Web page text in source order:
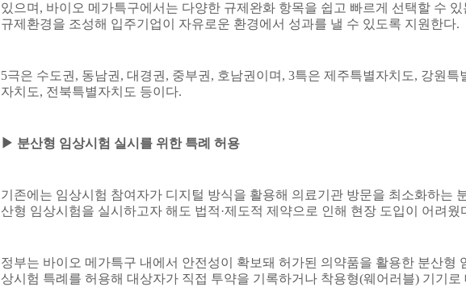
있으며 , 바이오 메가특구에서는 다양한 규제완화 항목을 쉽고 빠르게 선택할 수 있
규제환경을 조성해 입주기업이 자유로운 환경에서 성과를 낼 수 있도록 지원한다.
5극은 수도권 , 동남권 , 대경권 , 중부권 , 호남권이며 , 3특은 제주특별자치도, 강원특
자치도, 전북특별자치도 등이다.
▶ 분산형 임상시험 실시를 위한 특례 허용
기존에는 임상시험 참여자가 디지털 방식을 활용해 의료기관 방문을 최소화하는
산형 임상시험을 실시하고자 해도 법적 ·제도적 제약으로 인해 현장 도입이 어려웠
정부는 바이오 메가특구 내에서 안전성이 확보돼 허가된 의약품을 활용한 분산형
상시험 특례를 허용해 대상자가 직접 투약을 기록하거나 착용형(웨어러블) 기기로